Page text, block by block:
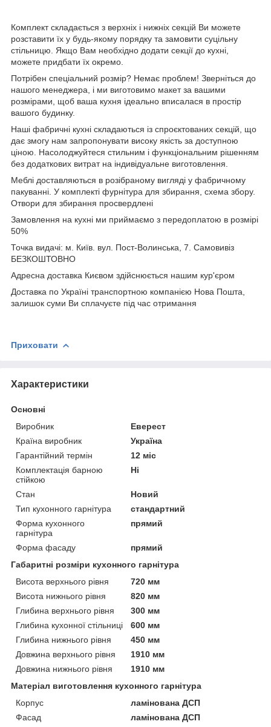
Комплект складається з верхніх і нижніх секцій Ви можете
розставити їх у будь-якому порядку та замовити суцільну
стільницю. Якщо Вам необхідно додати секції до кухні,
можете придбати їх окремо.
Потрібен спеціальний розмір? Немає проблем! Зверніться до
нашого менеджера, і ми виготовимо макет за вашими
розмірами, щоб ваша кухня ідеально вписалася в простір
вашого будинку.
Наші фабричні кухні складаються із спроєктованих секцій, що
дає змогу нам запропонувати високу якість за доступною
ціною. Насолоджуйтеся стильним і функціональним рішенням
без додаткових витрат на індивідуальне виготовлення.
Меблі доставляються в розібраному вигляді у фабричному
пакуванні. У комплекті фурнітура для збирання, схема збору.
Отвори для збирання просвердлені
Замовлення на кухні ми приймаємо з передоплатою в розмірі
50%
Точка видачі: м. Київ. вул. Пост-Волинська, 7. Самовивіз
БЕЗКОШТОВНО
Адресна доставка Києвом здійснюється нашим кур'єром
Доставка по Україні транспортною компанією Нова Пошта,
залишок суми Ви сплачуєте під час отримання
Приховати
Характеристики
Основні
Виробник
Еверест
Країна виробник
Україна
Гарантійний термін
12 міс
Комплектація барною
стійкою
Ні
Стан
Новий
Тип кухонного гарнітура
стандартний
Форма кухонного
гарнітура
прямий
Форма фасаду
прямий
Габаритні розміри кухонного гарнітура
Висота верхнього рівня
720 мм
Висота нижнього рівня
820 мм
Глибина верхнього рівня
300 мм
Глибина кухонної стільниці
600 мм
Глибина нижнього рівня
450 мм
Довжина верхнього рівня
1910 мм
Довжина нижнього рівня
1910 мм
Матеріал виготовлення кухонного гарнітура
Корпус
ламінована ДСП
Фасад
ламінована ДСП